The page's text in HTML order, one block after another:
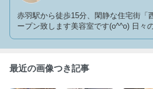
赤羽駅から徒歩15分、閑静な住宅街「
ープン致します美容室です(o^^o) 日々
美容室のご紹介、ご案内を投稿させて
致します✨
最近の画像つき記事